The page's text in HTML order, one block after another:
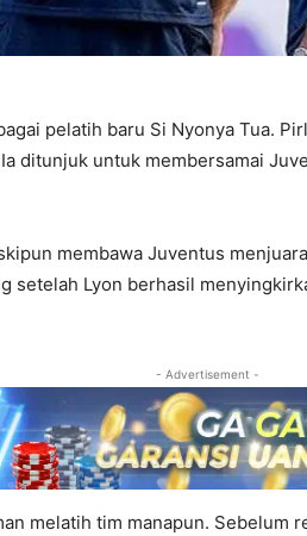
pelatih baru Si Nyonya Tua.
ditunjuk untuk membersamai
membawa Juventus
setelah Lyon berhasil
- Advertisement -
melatih tim manapun. Sebelum